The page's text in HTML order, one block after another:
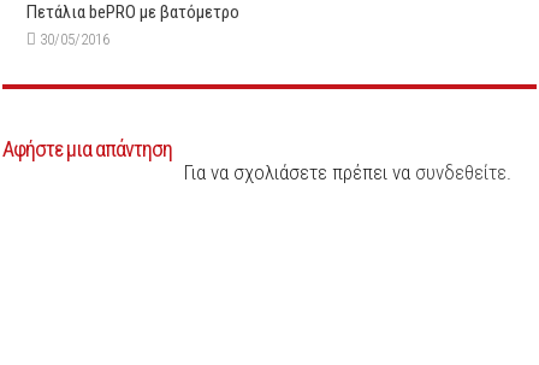
Πετάλια bePRO με βατόμετρο
30/05/2016
Αφήστε μια απάντηση
Για να σχολιάσετε πρέπει να συνδεθείτε